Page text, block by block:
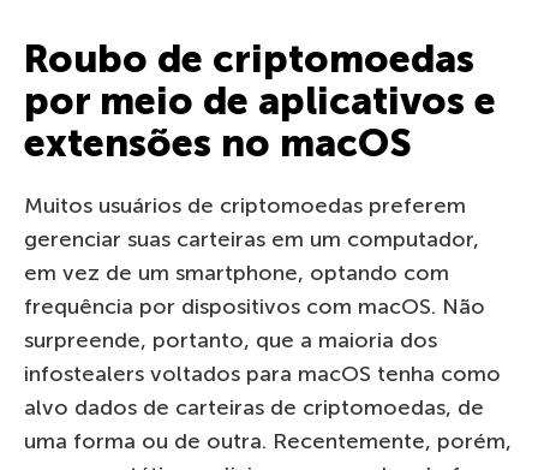
Roubo de criptomoedas
por meio de aplicativos e
extensões no macOS
Muitos usuários de criptomoedas preferem
gerenciar suas carteiras em um computador,
em vez de um smartphone, optando com
frequência por dispositivos com macOS. Não
surpreende, portanto, que a maioria dos
infostealers voltados para macOS tenha como
alvo dados de carteiras de criptomoedas, de
uma forma ou de outra. Recentemente, porém,